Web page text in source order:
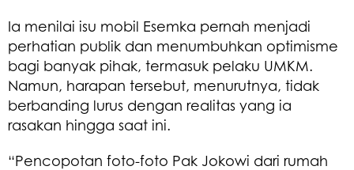
Ia menilai isu mobil Esemka pernah menjadi
perhatian publik dan menumbuhkan optimisme
bagi banyak pihak, termasuk pelaku UMKM.
Namun, harapan tersebut, menurutnya, tidak
berbanding lurus dengan realitas yang ia
rasakan hingga saat ini.
“Pencopotan foto-foto Pak Jokowi dari rumah